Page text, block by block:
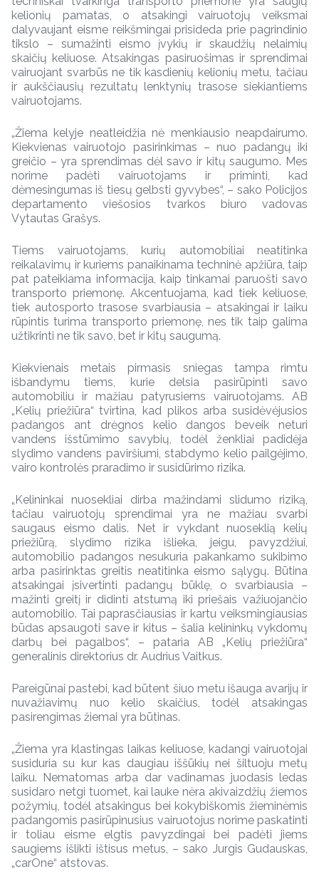
kelionių pamatas, o atsakingi vairuotojų veiksmai
dalyvaujant eisme reikšmingai prisideda prie pagrindinio
tikslo – sumažinti eismo įvykių ir skaudžių nelaimių
skaičių keliuose. Atsakingas pasiruošimas ir sprendimai
vairuojant svarbūs ne tik kasdienių kelionių metu, tačiau
ir aukščiausių rezultatų lenktynių trasose siekiantiems
vairuotojams.
„Žiema kelyje neatleidžia nė menkiausio neapdairumo.
Kiekvienas vairuotojo pasirinkimas – nuo padangų iki
greičio – yra sprendimas dėl savo ir kitų saugumo. Mes
norime padėti vairuotojams ir priminti, kad
dėmesingumas iš tiesų gelbsti gyvybes“, – sako Policijos
departamento viešosios tvarkos biuro vadovas
Vytautas Grašys.
Tiems vairuotojams, kurių automobiliai neatitinka
reikalavimų ir kuriems panaikinama techninė apžiūra, taip
pat pateikiama informacija, kaip tinkamai paruošti savo
transporto priemonę. Akcentuojama, kad tiek keliuose,
tiek autosporto trasose svarbiausia – atsakingai ir laiku
rūpintis turima transporto priemonę, nes tik taip galima
užtikrinti ne tik savo, bet ir kitų saugumą.
Kiekvienais metais pirmasis sniegas tampa rimtu
išbandymu tiems, kurie delsia pasirūpinti savo
automobiliu ir mažiau patyrusiems vairuotojams. AB
„Kelių priežiūra“ tvirtina, kad plikos arba susidėvėjusios
padangos ant drėgnos kelio dangos beveik neturi
vandens išstūmimo savybių, todėl ženkliai padidėja
slydimo vandens paviršiumi, stabdymo kelio pailgėjimo,
vairo kontrolės praradimo ir susidūrimo rizika.
„Kelininkai nuosekliai dirba mažindami slidumo riziką,
tačiau vairuotojų sprendimai yra ne mažiau svarbi
saugaus eismo dalis. Net ir vykdant nuoseklią kelių
priežiūrą, slydimo rizika išlieka, jeigu, pavyzdžiui,
automobilio padangos nesukuria pakankamo sukibimo
arba pasirinktas greitis neatitinka eismo sąlygų. Būtina
atsakingai įsivertinti padangų būklę, o svarbiausia –
mažinti greitį ir didinti atstumą iki priešais važiuojančio
automobilio. Tai paprasčiausias ir kartu veiksmingiausias
būdas apsaugoti save ir kitus – šalia kelininkų vykdomų
darbų bei pagalbos“, – pataria AB „Kelių priežiūra“
generalinis direktorius dr. Audrius Vaitkus.
Pareigūnai pastebi, kad būtent šiuo metu išauga avarijų ir
nuvažiavimų nuo kelio skaičius, todėl atsakingas
pasirengimas žiemai yra būtinas.
„Žiema yra klastingas laikas keliuose, kadangi vairuotojai
susiduria su kur kas daugiau iššūkių nei šiltuoju metų
laiku. Nematomas arba dar vadinamas juodasis ledas
susidaro netgi tuomet, kai lauke nėra akivaizdžių žiemos
požymių, todėl atsakingus bei kokybiškomis žieminėmis
padangomis pasirūpinusius vairuotojus norime paskatinti
ir toliau eisme elgtis pavyzdingai bei padėti jiems
saugiems išlikti ištisus metus, – sako Jurgis Gudauskas,
„carOne“ atstovas.